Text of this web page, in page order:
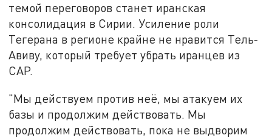
темой переговоров станет иранская
консолидация в Сирии. Усиление роли
Тегерана в регионе крайне не нравится Тель-
Авиву, который требует убрать иранцев из
САР.
"Мы действуем против неё, мы атакуем их
базы и продолжим действовать. Мы
продолжим действовать, пока не выдворим